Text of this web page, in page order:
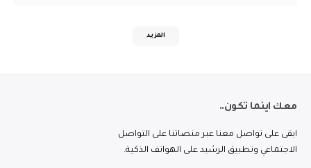
المزيد
معك اينما تكون..
ابقى على تواصل معنا عبر منصاتنا على التواصل
الاجتماعي وتطبيق الرشيد على الهواتف الذكية.